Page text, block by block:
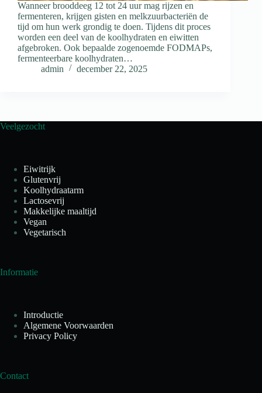
Wanneer brooddeeg 12 tot 24 uur mag rijzen en
fermenteren, krijgen gisten en melkzuurbacteriën de
tijd om hun werk grondig te doen. Tijdens dit proces
worden een deel van de koolhydraten en eiwitten
afgebroken. Ook bepaalde zogenoemde FODMAPs,
fermenteerbare koolhydraten…
admin
december 22, 2025
Veelgezocht
Eiwitrijk
Glutenvrij
Koolhydraatarm
Lactosevrij
Makkelijke maaltijd
Vegan
Vegetarisch
Informatie
Introductie
Algemene Voorwaarden
Privacy Policy
Contact